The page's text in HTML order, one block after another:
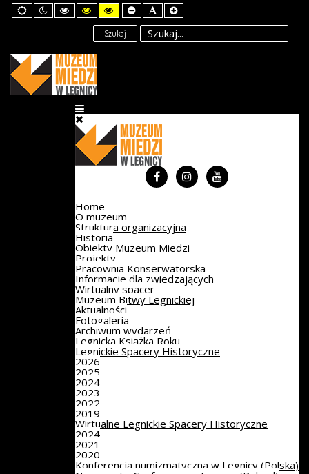
Default
mode
Night
mode
High
Contrast
mode
High
Contrast
Black
Yellow
mode
High
Contrast
Yellow
Black
mode
Set
Smaller
Font
Set
Default
Font
Set
Larger
Font
Szukaj
Home
O muzeum
Struktura organizacyjna
Historia
Obiekty Muzeum Miedzi
Projekty
Pracownia Konserwatorska
Informacje dla zwiedzających
Wirtualny spacer
Muzeum Bitwy Legnickiej
Aktualności
Fotogaleria
Archiwum wydarzeń
Legnicka Książka Roku
Legnickie Spacery Historyczne
2026
2025
2024
2023
2022
2019
Wirtualne Legnickie Spacery Historyczne
2024
2021
2020
Konferencja numizmatyczna w Legnicy (Polska)